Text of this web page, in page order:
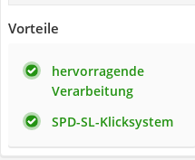
Vorteile
hervorragende
Verarbeitung
SPD-SL-Klicksystem